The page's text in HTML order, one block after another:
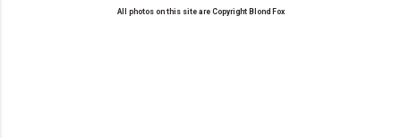
All photos on this site are Copyright Blond Fox